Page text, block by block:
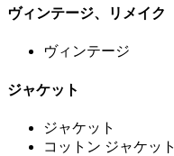
ヴィンテージ、リメイク
ヴィンテージ
ジャケット
ジャケット
コットン ジャケット